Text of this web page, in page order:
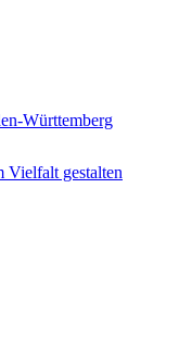
Württemberg
Vielfalt gestalten